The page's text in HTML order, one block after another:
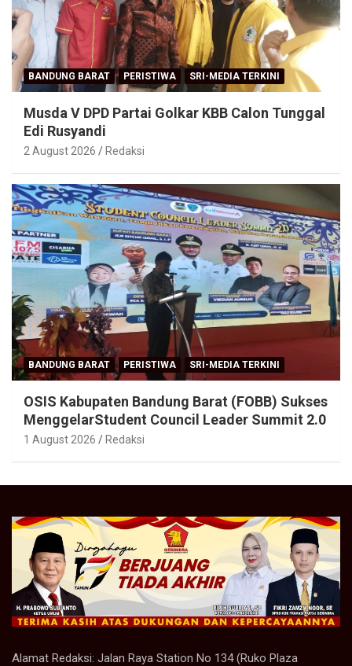
BANDUNG BARAT PERISTIWA SRI-MEDIA TERKINI
Musda V DPD Partai Golkar KBB Calon Tunggal
Edi Rusyandi
2 August 2026 Redaksi
BANDUNG BARAT PERISTIWA SRI-MEDIA TERKINI
OSIS Kabupaten Bandung Barat (FOBB) Sukses
MenggelarStudent Council Leader Summit 2.0
1 August 2026 Redaksi
Alamat Redaksi: Jalan Raya Station No 134 (Ruko Plaza